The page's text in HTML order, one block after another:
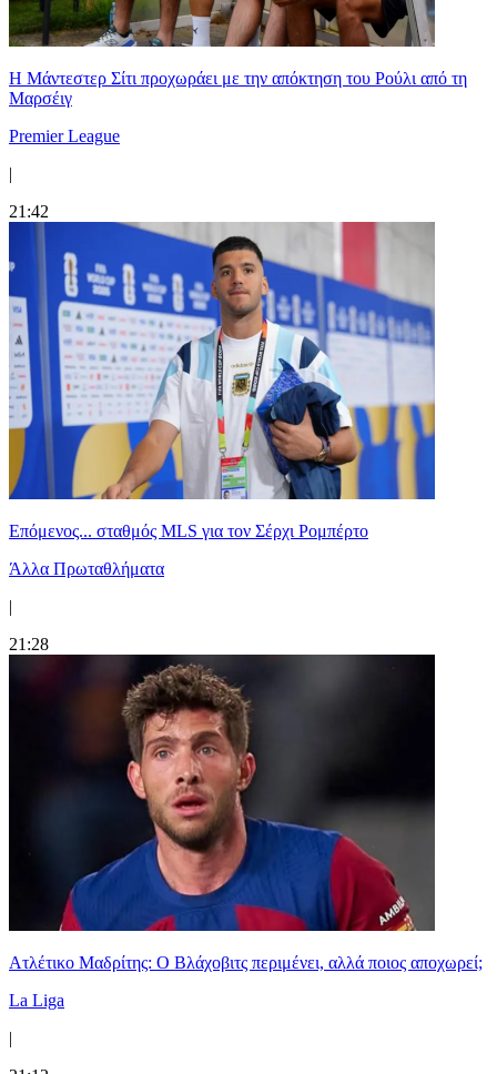
Η Μάντεστερ Σίτι προχωράει με την απόκτηση του Ρούλι από τη
Μαρσέιγ
Premier League
|
21:42
Επόμενος... σταθμός MLS για τον Σέρχι Ρομπέρτο
Άλλα Πρωταθλήματα
|
21:28
Ατλέτικο Μαδρίτης: Ο Βλάχοβιτς περιμένει, αλλά ποιος αποχωρεί;
La Liga
|